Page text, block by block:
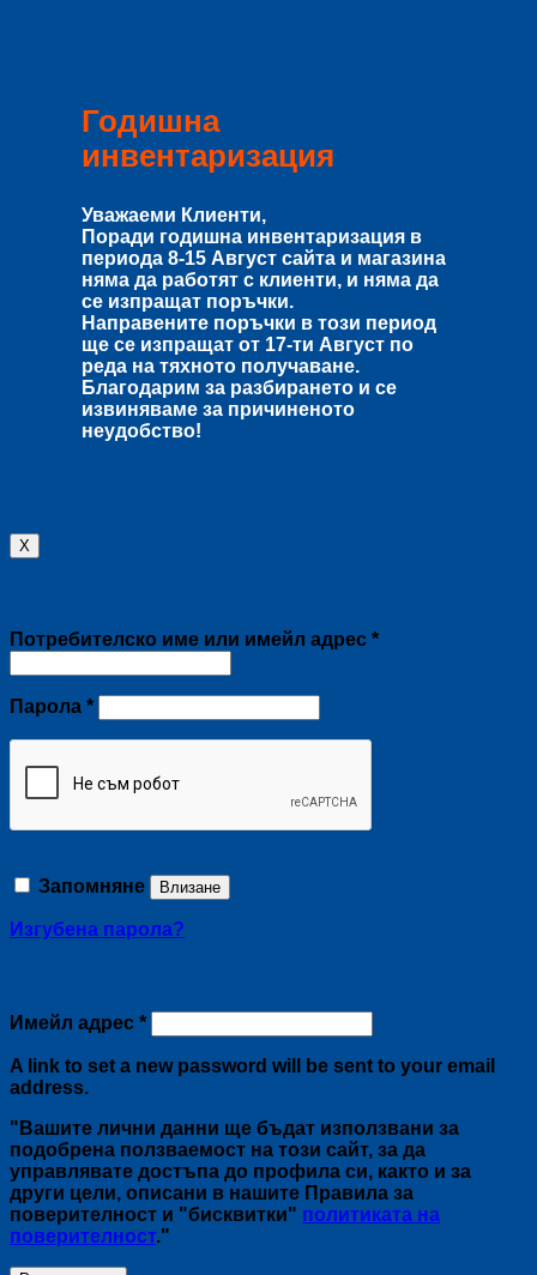
Годишна
инвентаризация
Уважаеми Клиенти,
Поради годишна инвентаризация в
периода 8-15 Август сайта и магазина
няма да работят с клиенти, и няма да
се изпращат поръчки.
Направените поръчки в този период
ще се изпращат от 17-ти Август по
реда на тяхното получаване.
Благодарим за разбирането и се
извиняваме за причиненото
неудобство!
X
Потребителско име или имейл адрес *Задължително
Парола *Задължително
Запомняне Влизане
Изгубена парола?
Имейл адрес *Задължително
A link to set a new password will be sent to your email
address.
"Вашите лични данни ще бъдат използвани за
подобрена ползваемост на този сайт, за да
управлявате достъпа до профила си, както и за
други цели, описани в нашите Правила за
поверителност и "бисквитки" политиката на
поверителност."